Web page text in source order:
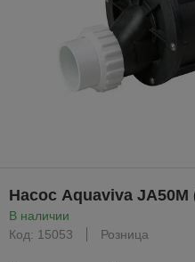
Насос Aquaviva JA50M
В наличии
Код: 15053
Розница